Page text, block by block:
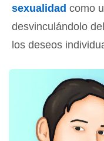
sexualidad como
desvinculándolo
los deseos